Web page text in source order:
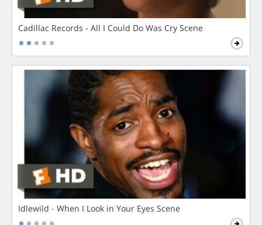
Cadillac Records - All I Could Do Was Cry Scene
Idlewild - When I Look in Your Eyes Scene